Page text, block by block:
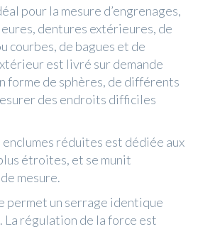
pour la mesure d’engrenages,
dentures extérieures, de
courbes, de bagues et de
est livré sur demande
forme de sphères, de différents
des endroits difficiles
réduites est dédiée aux
étroites, et se munit
mesure.
permet un serrage identique
La régulation de la force est